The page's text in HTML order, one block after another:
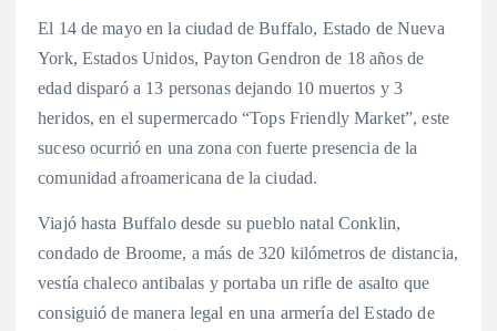
El 14 de mayo en la ciudad de Buffalo, Estado de Nueva
York, Estados Unidos, Payton Gendron de 18 años de
edad disparó a 13 personas dejando 10 muertos y 3
heridos, en el supermercado “Tops Friendly Market”, este
suceso ocurrió en una zona con fuerte presencia de la
comunidad afroamericana de la ciudad.
Viajó hasta Buffalo desde su pueblo natal Conklin,
condado de Broome, a más de 320 kilómetros de distancia,
vestía chaleco antibalas y portaba un rifle de asalto que
consiguió de manera legal en una armería del Estado de